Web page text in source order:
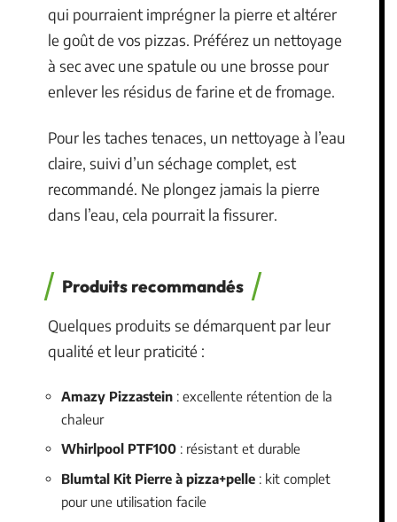
qui pourraient imprégner la pierre et altérer
le goût de vos pizzas. Préférez un nettoyage
à sec avec une spatule ou une brosse pour
enlever les résidus de farine et de fromage.
Pour les taches tenaces, un nettoyage à l’eau
claire, suivi d’un séchage complet, est
recommandé. Ne plongez jamais la pierre
dans l’eau, cela pourrait la fissurer.
Produits recommandés
Quelques produits se démarquent par leur
qualité et leur praticité :
Amazy Pizzastein : excellente rétention de la
chaleur
Whirlpool PTF100 : résistant et durable
Blumtal Kit Pierre à pizza+pelle : kit complet
pour une utilisation facile